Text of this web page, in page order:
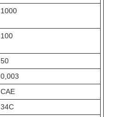
1000
100
50
0,003
САЕ
34С